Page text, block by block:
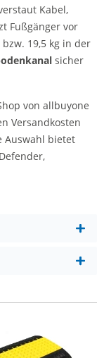
Kabel,
Fußgänger vor
19,5 kg in der
sicher
von allbuyone
Versandkosten
Auswahl bietet